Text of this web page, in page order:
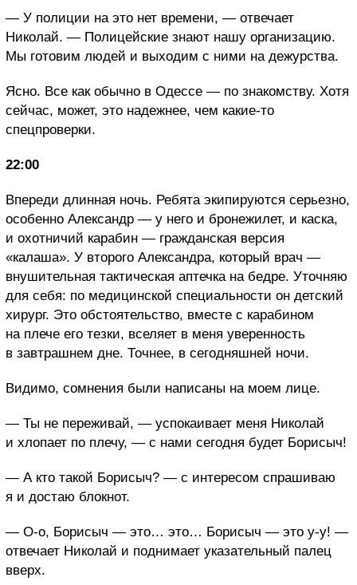
— У полиции на это нет времени, — отвечает
Николай. — Полицейские знают нашу организацию.
Мы готовим людей и выходим с ними на дежурства.
Ясно. Все как обычно в Одессе — по знакомству. Хотя
сейчас, может, это надежнее, чем какие-то
спецпроверки.
22:00
Впереди длинная ночь. Ребята экипируются серьезно,
особенно Александр — у него и бронежилет, и каска,
и охотничий карабин — гражданская версия
«калаша». У второго Александра, который врач —
внушительная тактическая аптечка на бедре. Уточняю
для себя: по медицинской специальности он детский
хирург. Это обстоятельство, вместе с карабином
на плече его тезки, вселяет в меня уверенность
в завтрашнем дне. Точнее, в сегодняшней ночи.
Видимо, сомнения были написаны на моем лице.
— Ты не переживай, — успокаивает меня Николай
и хлопает по плечу, — с нами сегодня будет Борисыч!
— А кто такой Борисыч? — с интересом спрашиваю
я и достаю блокнот.
— О-о, Борисыч — это… это… Борисыч — это у-у! —
отвечает Николай и поднимает указательный палец
вверх.